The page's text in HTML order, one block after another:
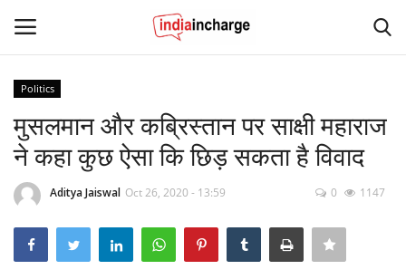
Home
Contact
News
Politics
मुसलमान और कब्रिस्तान पर साक्षी महाराज
ने कहा कुछ ऐसा कि छिड़ सकता है विवाद
Aditya Jaiswal Oct 26, 2020 - 13:59 0 1147